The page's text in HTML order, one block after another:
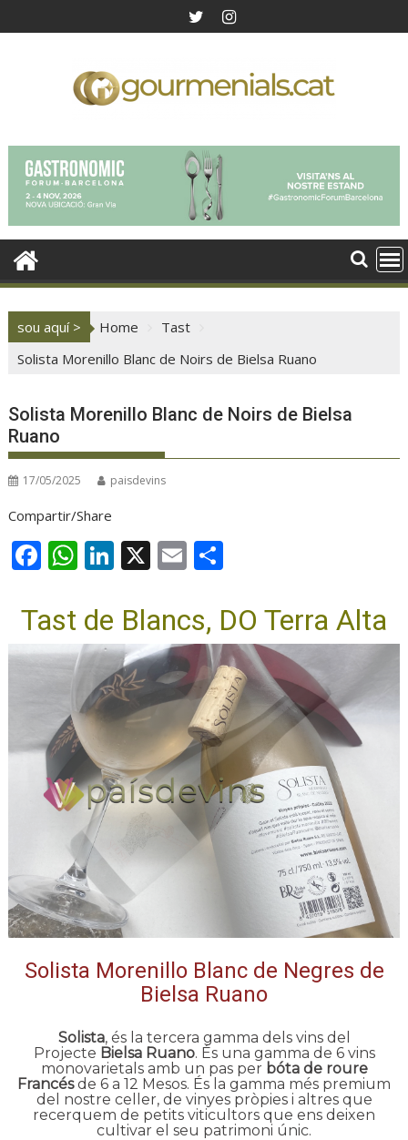
to
sou aquí > Home
Tast
Solista Morenillo Blanc de Noirs de Bielsa Ruano
Solista Morenillo Blanc de Noirs de Bielsa
Ruano
17/05/2025 paisdevins
Compartir/Share
F
e
b
o
k
W
at
s
A
p
p
Li
k
e
dI
n
X E
ai
l
m
p
ar
te
ix
Tast de Blancs, DO Terra Alta
Solista Morenillo Blanc de Negres de
Bielsa Ruano
Solista, és la tercera gamma dels vins del
Projecte Bielsa Ruano. És una gamma de 6 vins
monovarietals amb un pas per bóta de roure
Francésde 6 a 12 Mesos. És la gamma més premium
del nostre celler, de vinyes pròpies i altres que
recerquem de petits viticultors que ens deixen
cultivar el seu patrimoni únic.